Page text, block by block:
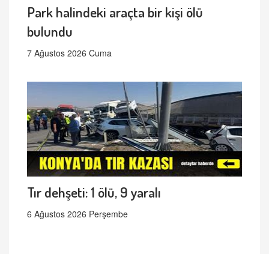
Park halindeki araçta bir kişi ölü
bulundu
7 Ağustos 2026 Cuma
Tır dehşeti: 1 ölü, 9 yaralı
6 Ağustos 2026 Perşembe